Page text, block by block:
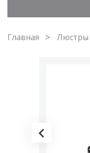
Главная Люстры